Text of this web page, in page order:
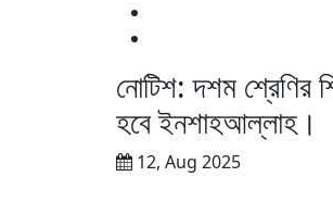
নোটিশ: দশম শ্রেণির
হবে ইনশাহআল্লাহ।
12, Aug 2025